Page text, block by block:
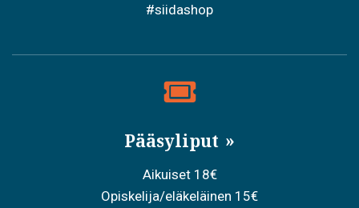
#siidashop
Pääsyliput
Aikuiset 18€
Opiskelija/eläkeläinen 15€